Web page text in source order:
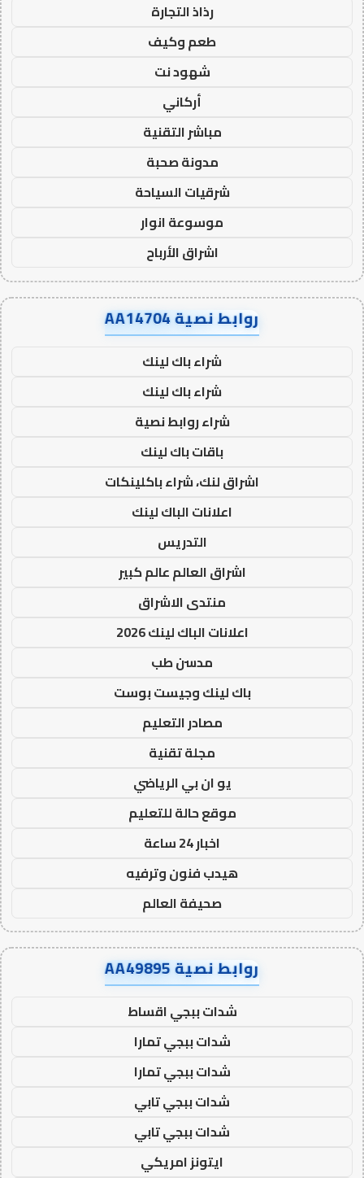
رذاذ التجارة
طعم وكيف
شهود نت
أركاني
مباشر التقنية
مدونة صحبة
شرقيات السياحة
موسوعة انوار
اشراق الأرباح
روابط نصية AA14704
شراء باك لينك
شراء باك لينك
شراء روابط نصية
باقات باك لينك
اشراق لنك، شراء باكلينكات
اعلانات الباك لينك
التدريس
اشراق العالم عالم كبير
منتدى الاشراق
اعلانات الباك لينك 2026
مدسن طب
باك لينك وجيست بوست
مصادر التعليم
مجلة تقنية
يو ان بي الرياضي
موقع حالة للتعليم
اخبار 24 ساعة
هيدب فنون وترفيه
صحيفة العالم
روابط نصية AA49895
شدات ببجي اقساط
شدات ببجي تمارا
شدات ببجي تمارا
شدات ببجي تابي
شدات ببجي تابي
ايتونز امريكي